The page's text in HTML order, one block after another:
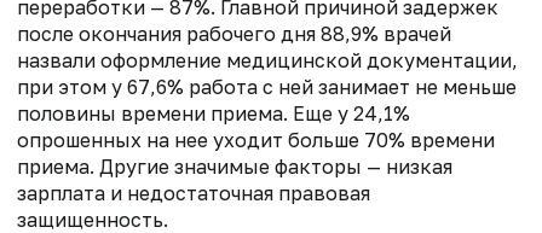
переработки — 87%. Главной причиной задержек
после окончания рабочего дня 88,9% врачей
назвали оформление медицинской документации,
при этом у 67,6% работа с ней занимает не меньше
половины времени приема. Еще у 24,1%
опрошенных на нее уходит больше 70% времени
приема. Другие значимые факторы — низкая
зарплата и недостаточная правовая
защищенность.